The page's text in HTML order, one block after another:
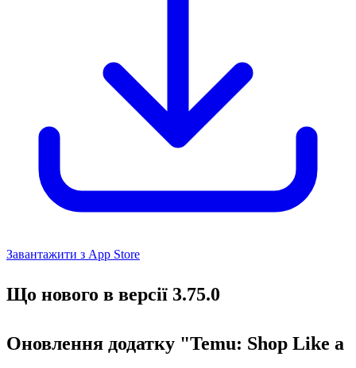
Завантажити з App Store
Що нового в версії 3.75.0
Оновлення додатку "Temu: Shop Like a